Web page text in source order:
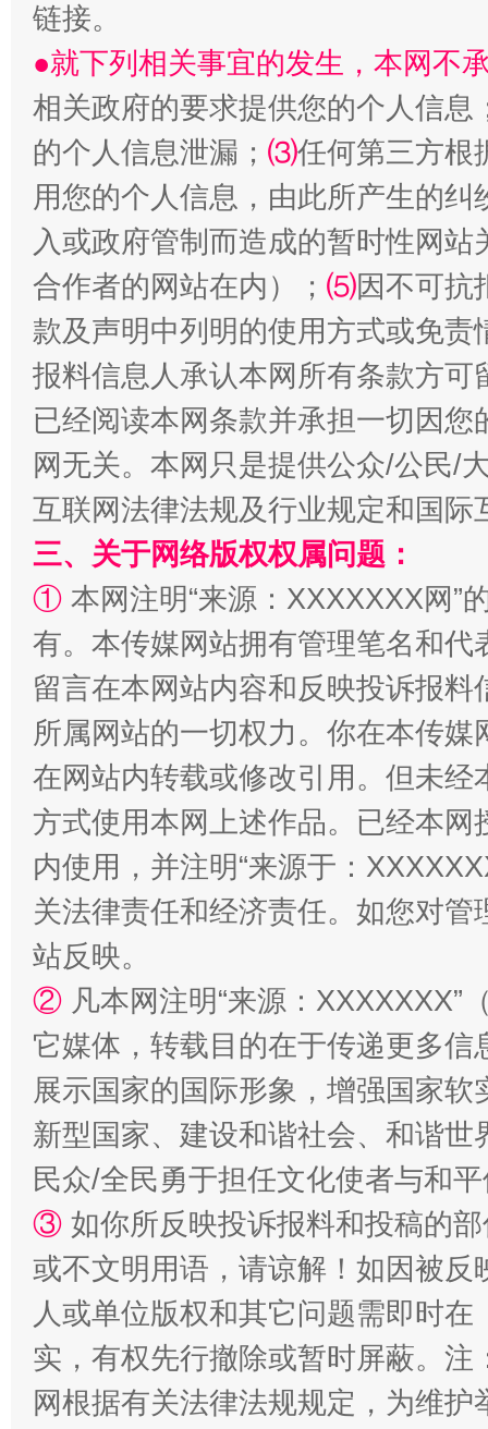
“刷贴”乱象丛生
揭批美国五大"原罪" "炒
解纷+调解+退费，一次搞定
站台名比不上好声名
漫山遍野的桃花与雪山、麦地、白藏房 除
链接。
●就下列相关事宜的发生，本网不
相关政府的要求提供您的个人信息
的个人信息泄漏； ⑶任何第三方根
用您的个人信息，由此所产生的纠
入或政府管制而造成的暂时性网
合作者的网站在内）； ⑸因不可抗
款及声明中列明的使用方式或免责
报料信息人承认本网所有条款方
已经阅读本网条款并承担一切因
网无关。本网只是提供公众/公民/
互联网法律法规及行业规定和国
三、关于网络版权权属问题：
① 本网注明“来源：XXXXXXX网”
有。本传媒网站拥有管理笔名和
留言在本网站内容和反映投诉报
所属网站的一切权力。你在本传
在网站内转载或修改引用。但未
方式使用本网上述作品。已经本
内使用，并注明“来源于：
关法律责任和经济责任。如您对
站反映。
② 凡本网注明“来源：
它媒体，转载目的在于传递更多
展示国家的国际形象，增强国家
新型国家、建设和谐社会、和谐
民众/全民勇于担任文化使者与和
③ 如你所反映投诉报料和投稿的
或不文明用语，请谅解！如因被
人或单位版权和其它问题需即时在
实，有权先行撤除或暂时屏蔽。
网根据有关法律法规规定，为维